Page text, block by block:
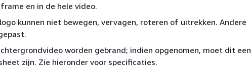
en in de hele video.
kunnen niet bewegen, vervagen, roteren of uitrekken. Andere
worden gebrand; indien opgenomen, moet dit een
zijn. Zie hieronder voor specificaties.